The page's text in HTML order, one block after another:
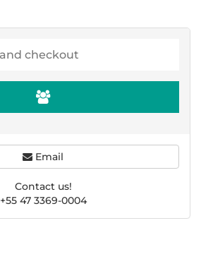
Email
Contact us!
+55 47 3369-0004